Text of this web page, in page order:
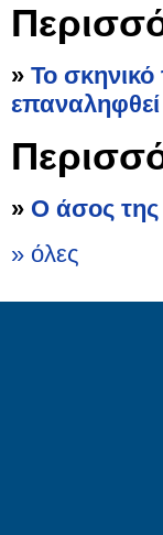
» Το
επαναληφθεί
» Ο άσος
» όλες